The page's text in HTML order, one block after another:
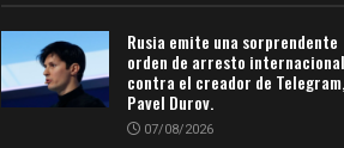
Rusia emite una sorprendente
orden de arresto internacional
contra el creador de Telegram,
Pavel Durov.
07/08/2026